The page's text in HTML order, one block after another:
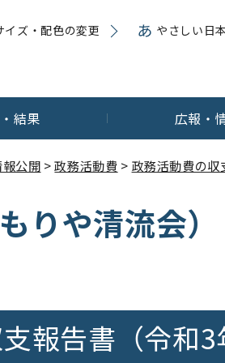
イズ・配色の変更 やさしい日
結果 広報・
公開 >政務活動費 > 政務活動費の収
りや清流会）
報告書（令和